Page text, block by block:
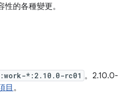
性的各種變更。
*:2.10.0-rc01 。2.10.0-
目 。